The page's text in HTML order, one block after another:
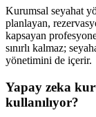
Kurumsal seyahat
planlayan,
kapsayan
sınırlı kalmaz;
yönetimini de içerir.
Yapay zeka
kullanılıyor?